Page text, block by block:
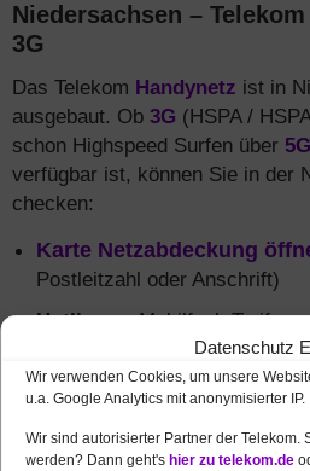
Datenschutz
Wir verwenden Cookies, um unsere
u.a. Google Analytics mit anonymisierter IP.
Wir sind autorisierter Partner der Telekom.
werden? Dann geht's hier zu telekom.de
Niedersachsen – Telekom
3G
Das Telekom Handynetz ist in
ausgebaut. Ob 3G (HSPA /
schon Highspeed Surfen über 5G
verfügbar ist, können Sie in der
checken:
Karte Netzabdeckung
Postleitzahl oder Anschrift)
Hotlinezu Mobilfunk Tarifen